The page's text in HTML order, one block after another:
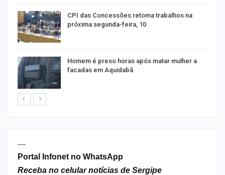
CPI das Concessões retoma trabalhos na
próxima segunda-feira, 10
Homem é preso horas após matar mulher a
facadas em Aquidabã
----
Portal Infonet no WhatsApp
Receba no celular notícias de Sergipe